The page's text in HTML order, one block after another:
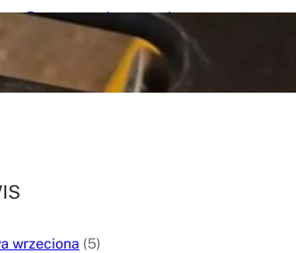
Regeneracja wrzeciona
maszyny KIMLA
11 lutego, 2025 admin7700
wrzeciona (5)